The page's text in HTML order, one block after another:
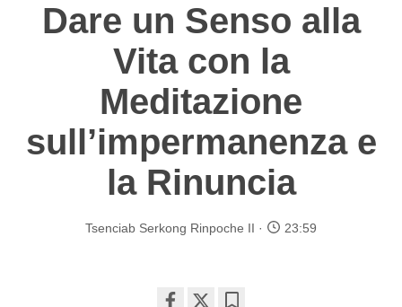
Dare un Senso alla
Vita con la
Meditazione
sull’impermanenza e
la Rinuncia
Tsenciab Serkong Rinpoche II 23:59